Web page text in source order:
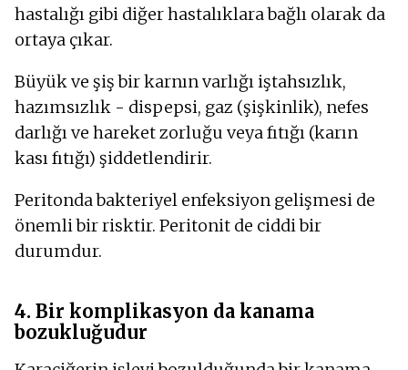
hastalığı gibi diğer hastalıklara bağlı olarak da
ortaya çıkar.
Büyük ve şiş bir karnın varlığı iştahsızlık,
hazımsızlık - dispepsi, gaz (şişkinlik), nefes
darlığı ve hareket zorluğu veya fıtığı (karın
kası fıtığı) şiddetlendirir.
Peritonda bakteriyel enfeksiyon gelişmesi de
önemli bir risktir. Peritonit de ciddi bir
durumdur.
4. Bir komplikasyon da kanama
bozukluğudur